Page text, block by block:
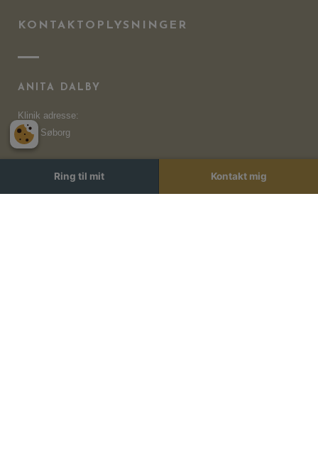
KONTAKTOPLYSNINGER
ANITA DALBY
Klinik adresse:
2860 Søborg
lysenergi@hotmail.dk
Ring til mit Kontakt mig